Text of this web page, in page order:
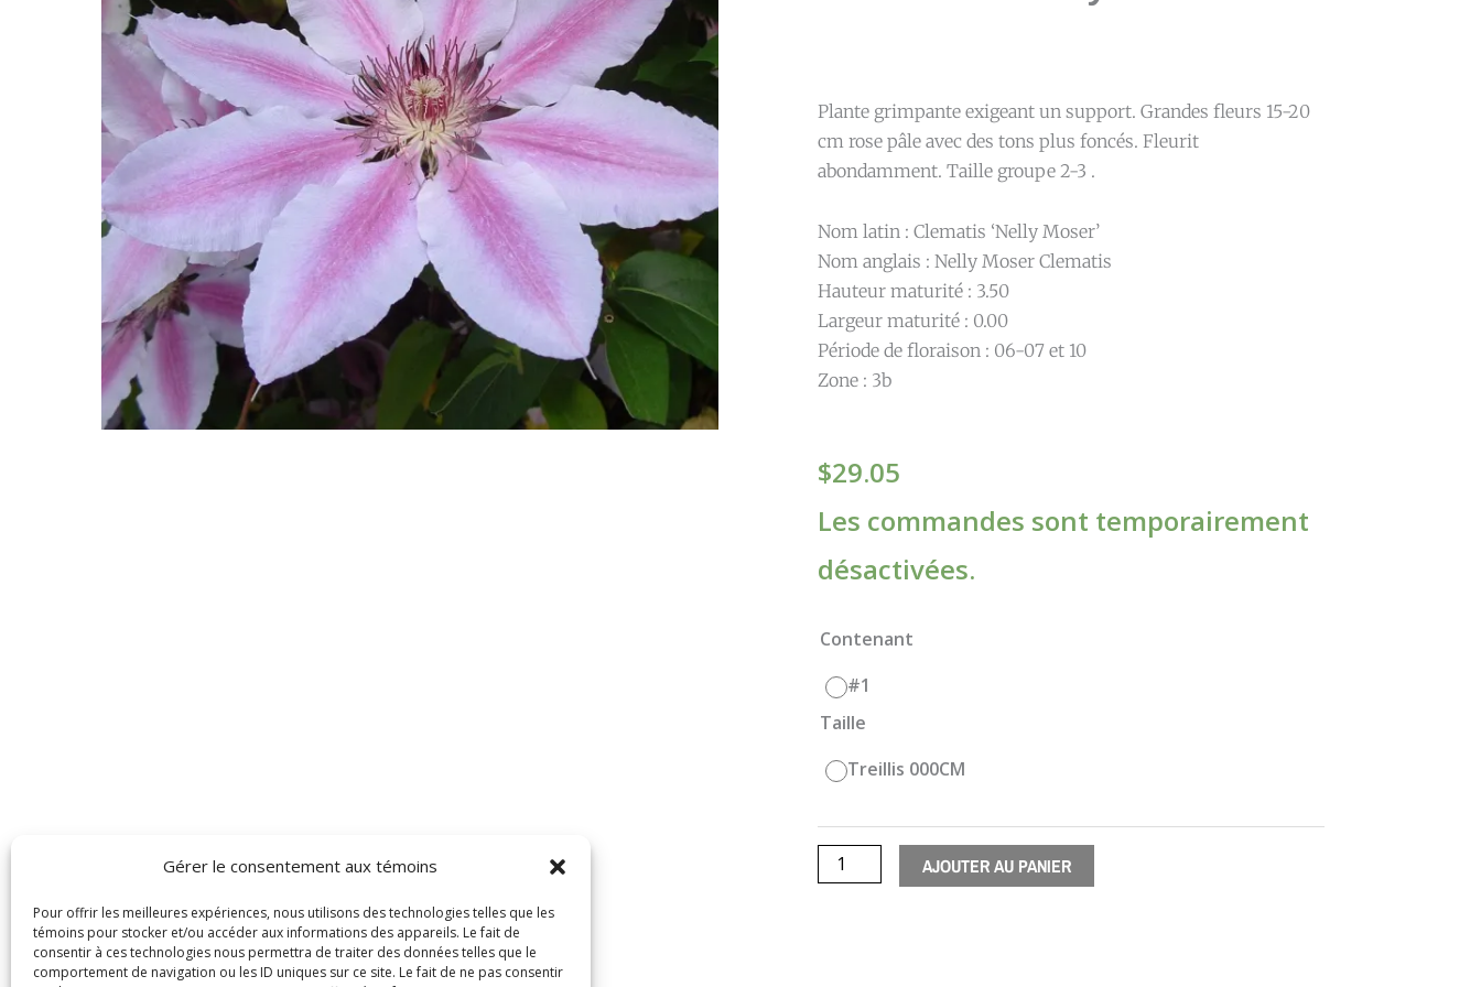
Gérer le consentement aux témoins
Pour offrir les meilleures expériences, nous utilisons des technologies telles que les
témoins pour stocker et/ou accéder aux informations des appareils. Le fait de
consentir à ces technologies nous permettra de traiter des données telles que le
comportement de navigation ou les ID uniques sur ce site. Le fait de ne pas consentir
Plante grimpante exigeant un support. Grandes fleurs 15-20
cm rose pâle avec des tons plus foncés. Fleurit
abondamment. Taille groupe 2-3 .
Nom latin : Clematis ‘Nelly Moser’
Nom anglais : Nelly Moser Clematis
Hauteur maturité : 3.50
Largeur maturité : 0.00
Période de floraison : 06-07 et 10
Zone : 3b
$29.05
Les commandes sont temporairement
désactivées.
Contenant
#1
Taille
Treillis 000CM
quantité
Clematis
Nelly
Moser
AJOUTER AU PANIER